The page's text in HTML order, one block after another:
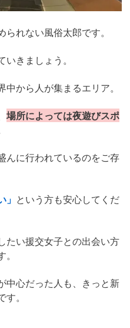
れない風俗太郎です。
いきましょう。
から人が集まるエリア。
場所によっては夜遊びスポ
んに行われているのをご存
」 という方も安心してくだ
たい援交女子との出会い方
中心だった人も、きっと新
。